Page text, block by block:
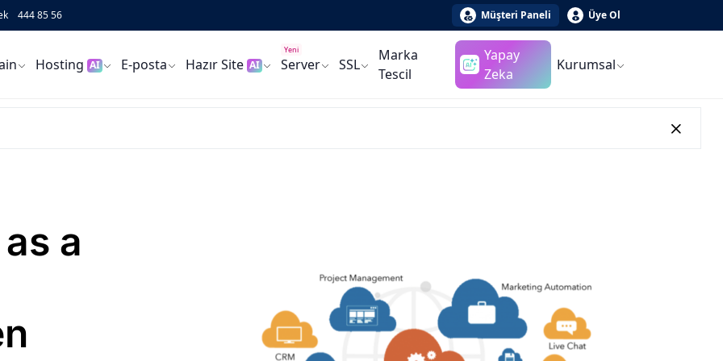
444 85 56 Müşteri Paneli Üye Ol
Hosting AI E-posta Hazır Site AI
Yeni
Server SSL
Marka
Tescil
Yapay
Zeka
Kurumsal
a